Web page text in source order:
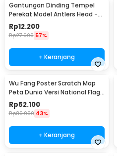
Gantungan Dinding Tempel
Perekat Model Antlers Head -
MU03
Rp12.200
Rp27.900 57%
+ Keranjang
Wu Fang Poster Scratch Map
Peta Dunia Versi National Flag
- ZJP-M018
Rp52.100
Rp89.900 43%
+ Keranjang